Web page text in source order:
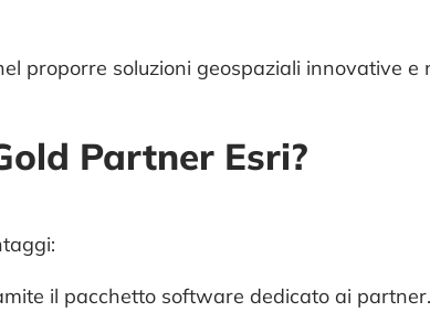
proporre soluzioni geospaziali innovative
Partner Esri?
il pacchetto software dedicato ai partner.